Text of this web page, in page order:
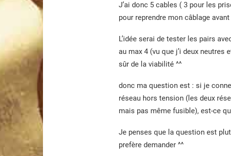
J’ai donc 5 cables ( 3 pour les
pour reprendre mon câblage
L’idée serai de tester les pairs
au max 4 (vu que j’i deux neutres
sûr de la viabilité ^^
donc ma question est : si je
réseau hors tension (les deux
mais pas même fusible), est-ce
Je penses que la question est
prefère demander ^^